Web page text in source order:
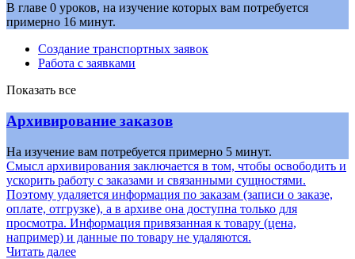
В главе 0 уроков, на изучение которых вам потребуется
примерно 16 минут.
Создание транспортных заявок
Работа с заявками
Показать все
Архивирование заказов
На изучение вам потребуется примерно 5 минут.
Смысл архивирования заключается в том, чтобы освободить и
ускорить работу с заказами и связанными сущностями.
Поэтому удаляется информация по заказам (записи о заказе,
оплате, отгрузке), а в архиве она доступна только для
просмотра. Информация привязанная к товару (цена,
например) и данные по товару не удаляются.
Читать далее